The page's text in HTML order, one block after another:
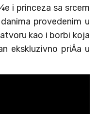
i princeza sa srcem
danima provedenim u
kao i borbi koja
ekskluzivno priÄa u